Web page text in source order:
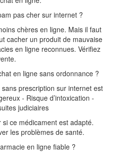
pas cher sur internet ?
chères en ligne. Mais il faut
cacher un produit de mauvaise
en ligne reconnues. Vérifiez
en ligne sans ordonnance ?
prescription sur internet est
- Risque d’intoxication -
judiciaires
ce médicament est adapté.
les problèmes de santé.
en ligne fiable ?